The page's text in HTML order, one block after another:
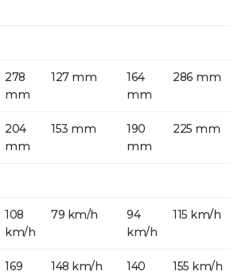
278
mm
127 mm
164
mm
286 mm
204
mm
153 mm
190
mm
225 mm
108
km/h
79 km/h
94
km/h
115 km/h
169
148 km/h
140
155 km/h